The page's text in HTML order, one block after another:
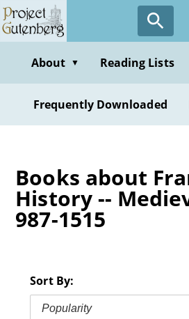
Skip
to
contentAbout ▼ Reading Lists
Frequently Downloaded
Books about
History --
987-1515
Sort By:
Popularity